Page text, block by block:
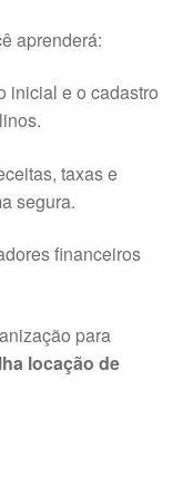
aprenderá:
inicial e o cadastro
taxas e
segura.
financeiros
para
locação de